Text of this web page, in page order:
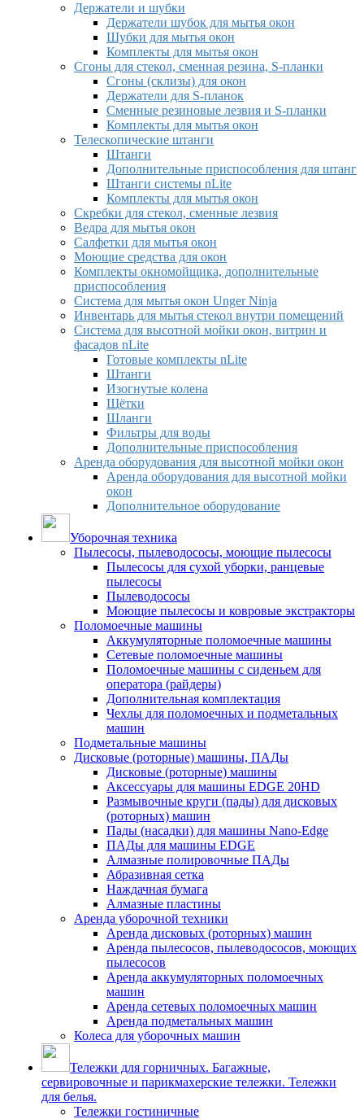
Держатели и шубки
Держатели шубок для мытья окон
Шубки для мытья окон
Комплекты для мытья окон
Сгоны для стекол, сменная резина, S-планки
Сгоны (склизы) для окон
Держатели для S-планок
Сменные резиновые лезвия и S-планки
Комплекты для мытья окон
Телескопические штанги
Штанги
Дополнительные приспособления для штанг
Штанги системы nLite
Комплекты для мытья окон
Скребки для стекол, сменные лезвия
Ведра для мытья окон
Салфетки для мытья окон
Моющие средства для окон
Комплекты окномойщика, дополнительные
приспособления
Система для мытья окон Unger Ninja
Инвентарь для мытья стекол внутри помещений
Система для высотной мойки окон, витрин и
фасадов nLite
Готовые комплекты nLite
Штанги
Изогнутые колена
Щётки
Шланги
Фильтры для воды
Дополнительные приспособления
Аренда оборудования для высотной мойки окон
Аренда оборудования для высотной мойки
окон
Дополнительное оборудование
Уборочная техника
Пылесосы, пылеводососы, моющие пылесосы
Пылесосы для сухой уборки, ранцевые
пылесосы
Пылеводососы
Моющие пылесосы и ковровые экстракторы
Поломоечные машины
Аккумуляторные поломоечные машины
Сетевые поломоечные машины
Поломоечные машины с сиденьем для
оператора (райдеры)
Дополнительная комплектация
Чехлы для поломоечных и подметальных
машин
Подметальные машины
Дисковые (роторные) машины, ПАДы
Дисковые (роторные) машины
Аксессуары для машины EDGE 20HD
Размывочные круги (пады) для дисковых
(роторных) машин
Пады (насадки) для машины Nano-Edge
ПАДы для машины EDGE
Алмазные полировочные ПАДы
Абразивная сетка
Наждачная бумага
Алмазные пластины
Аренда уборочной техники
Аренда дисковых (роторных) машин
Аренда пылесосов, пылеводососов, моющих
пылесосов
Аренда аккумуляторных поломоечных
машин
Аренда сетевых поломоечных машин
Аренда подметальных машин
Колеса для уборочных машин
Тележки для горничных. Багажные,
сервировочные и парикмахерские тележки. Тележки
для белья.
Тележки гостиничные